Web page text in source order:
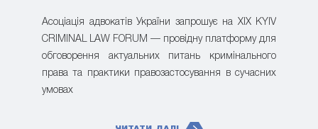
Асоціація адвокатів України запрошує на XIX KYIV
CRIMINAL LAW FORUM — провідну платформу для
обговорення актуальних питань кримінального
права та практики правозастосування в сучасних
умовах